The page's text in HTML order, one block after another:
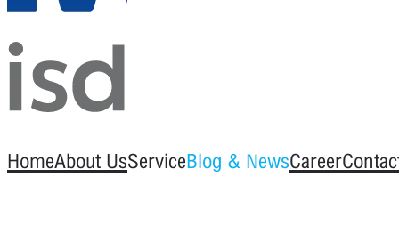
HomeAbout UsServiceBlog & NewsCareer